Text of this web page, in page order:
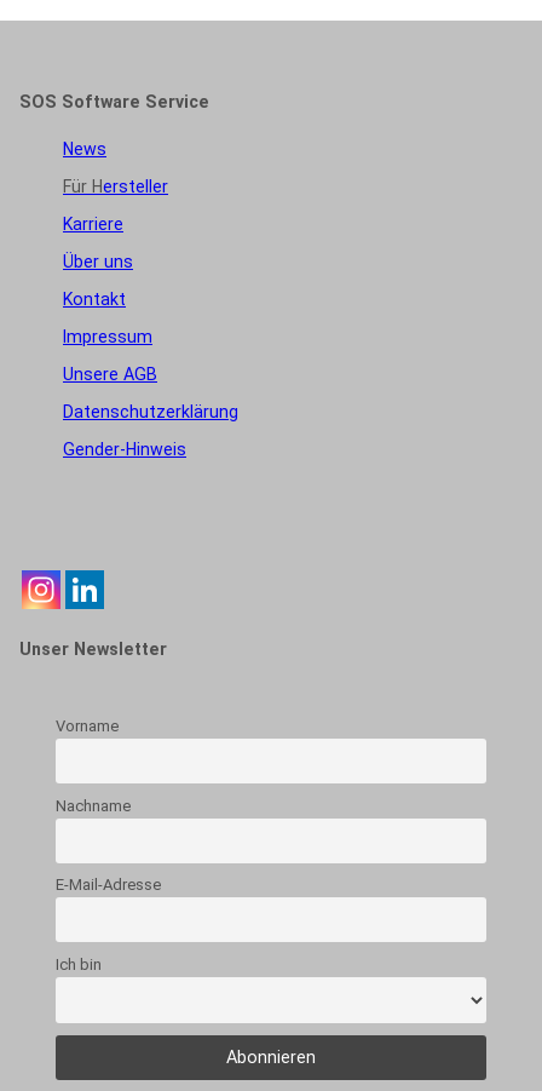
SOS Software Service
News
Für Hersteller
Karriere
Über uns
Kontakt
Impressum
Unsere AGB
Datenschutzerklärung
Gender-Hinweis
Unser Newsletter
Vorname
Nachname
E-Mail-Adresse
Ich bin